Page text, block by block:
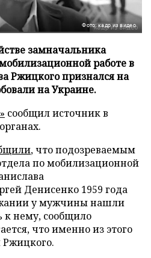
Фото: кадр из видео
замначальника
работе в
Ржицкого признался на
на Украине.
сообщил источник в
, что подозреваемым
по мобилизационной
Денисенко 1959 года
у мужчины нашли
к нему, сообщило
что именно из этого